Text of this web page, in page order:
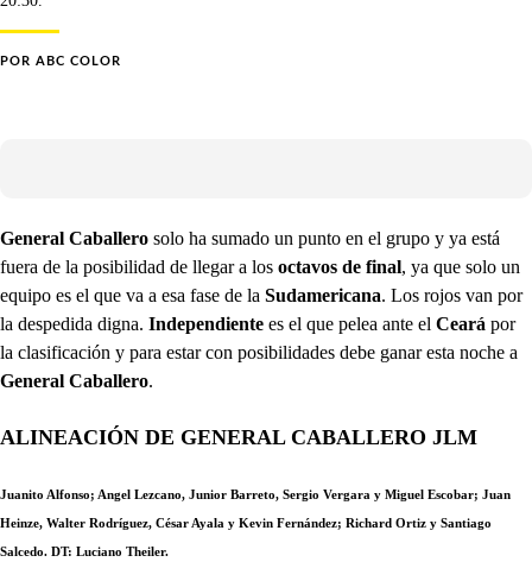
POR ABC COLOR
General Caballero solo ha sumado un punto en el grupo y ya está
fuera de la posibilidad de llegar a los octavos de final, ya que solo un
equipo es el que va a esa fase de la Sudamericana. Los rojos van por
la despedida digna. Independiente es el que pelea ante el Ceará por
la clasificación y para estar con posibilidades debe ganar esta noche a
General Caballero.
ALINEACIÓN DE GENERAL CABALLERO JLM
Juanito Alfonso; Angel Lezcano, Junior Barreto, Sergio Vergara y Miguel Escobar; Juan
Heinze, Walter Rodríguez, César Ayala y Kevin Fernández; Richard Ortiz y Santiago
Salcedo. DT: Luciano Theiler.